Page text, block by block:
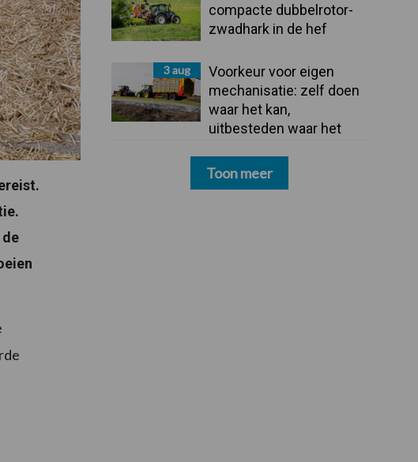
compacte dubbelrotor-
zwadhark in de hef
3 aug
Voorkeur voor eigen
mechanisatie: zelf doen
waar het kan,
uitbesteden waar het
Toon meer